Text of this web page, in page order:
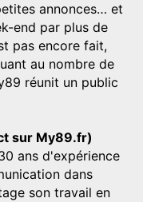
annonces… et
end par plus de
pas encore fait,
au nombre de
réunit un public
sur My89.fr)
ans d'expérience
dans
son travail en